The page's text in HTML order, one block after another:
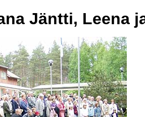
Jäntti, Leena